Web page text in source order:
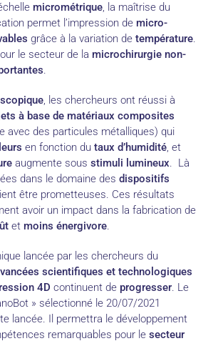
micrométrique, la maîtrise du
permet l’impression de micro-
grâce à la variation de température.
le secteur de la microchirurgie non-
.
, les chercheurs ont réussi à
à base de matériaux composites
avec des particules métalliques) qui
en fonction du taux d’humidité, et
augmente sous stimuli lumineux. Là
dans le domaine des dispositifs
être prometteuses. Ces résultats
avoir un impact dans la fabrication de
et moins énergivore.
lancée par les chercheurs du
scientifiques et technologiques
4D continuent de progresser. Le
» sélectionné le 20/07/2021
lancée. Il permettra le développement
remarquables pour le secteur